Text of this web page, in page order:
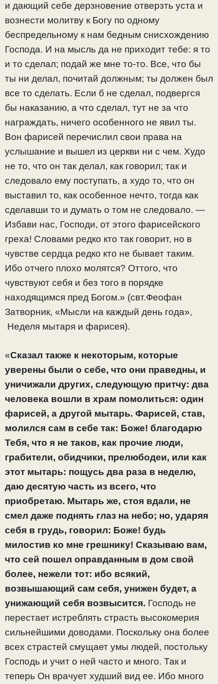
и дающий себе дерзновение отверзть уста и
вознести молитву к Богу по одному
беспредельному к нам бедным снисхождению
Господа. И на мысль да не приходит тебе: я то
и то сделал; подай же мне то-то. Все, что бы
ты ни делал, почитай должным; ты должен был
все то сделать. Если б не сделал, подвергся
бы наказанию, а что сделал, тут не за что
награждать, ничего особенного не явил ты.
Вон фарисей перечислил свои права на
услышание и вышел из церкви ни с чем. Худо
не то, что он так делал, как говорил; так и
следовало ему поступать, а худо то, что он
выставил то, как особенное нечто, тогда как
сделавши то и думать о том не следовало. —
Избави нас, Господи, от этого фарисейского
греха! Словами редко кто так говорит, но в
чувстве сердца редко кто не бывает таким.
Ибо отчего плохо молятся? Оттого, что
чувствуют себя и без того в порядке
находящимся пред Богом.» (свт.Феофан
Затворник, «Мысли на каждый день года»,
Неделя мытаря и фарисея).
«Сказал также к некоторым, которые
уверены были о себе, что они праведны, и
уничижали других, следующую притчу: два
человека вошли в храм помолиться: один
фарисей, а другой мытарь. Фарисей, став,
молился сам в себе так: Боже! благодарю
Тебя, что я не таков, как прочие люди,
грабители, обидчики, прелюбодеи, или как
этот мытарь: пощусь два раза в неделю,
даю десятую часть из всего, что
приобретаю. Мытарь же, стоя вдали, не
смел даже поднять глаз на небо; но, ударяя
себя в грудь, говорил: Боже! будь
милостив ко мне грешнику! Сказываю вам,
что сей пошел оправданным в дом свой
более, нежели тот: ибо всякий,
возвышающий сам себя, унижен будет, а
унижающий себя возвысится. Господь не
перестает истреблять страсть высокомерия
сильнейшими доводами. Поскольку она более
всех страстей смущает умы людей, постольку
Господь и учит о ней часто и много. Так и
теперь Он врачует худший вид ее. Ибо много